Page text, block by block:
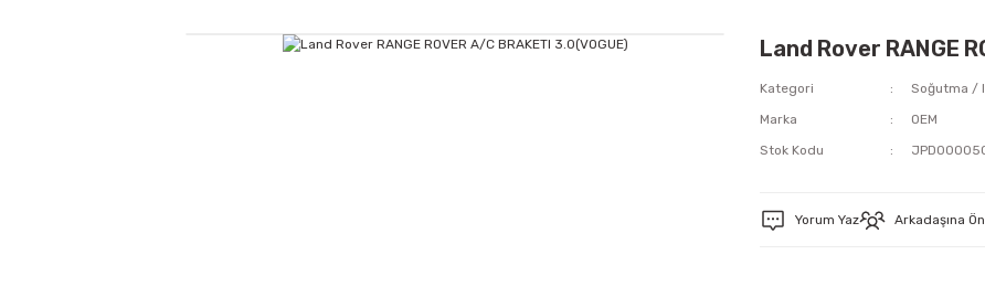
Land Rover RANGE
Kategori
Soğutma /
Marka
OEM
Stok Kodu
Yorum Yaz Arkadaşına